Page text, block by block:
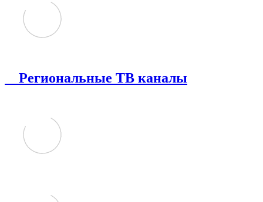
Региональные ТВ каналы